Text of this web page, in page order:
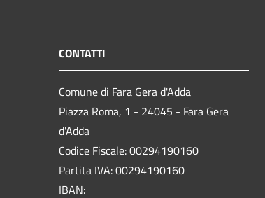
CONTATTI
Comune di Fara Gera d'Adda
Piazza Roma, 1 - 24045 - Fara Gera
d'Adda
Codice Fiscale: 00294190160
Partita IVA: 00294190160
IBAN: